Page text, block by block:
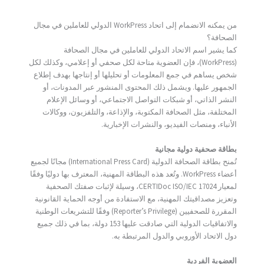
من يمكنه الانضمام إلى اتحاد WorkPress الدولي للعاملين في مجال
الصحافة؟
كما يشير اسم الاتحاد الدولي للعاملين في مجال الصحافة
(WorkPress)، فإن العضوية متاحة لكل صحفي أو إعلامي، وكذلك لكل
شخص يساهم في جمع المعلومات أو تحليلها أو إنتاجها بهدف إطلاع
الجمهور عليها. ويشمل ذلك المحتوى المنشور عبر المدونات، أو
النشر الذاتي، أو شبكات التواصل الاجتماعي، أو وسائل الإعلام
المختلفة، مثل الصحافة المكتوبة، والإذاعة، والتلفزيون، ووكالات
الأنباء، ومنصات الفيديو، والنشرات الإخبارية.
بطاقة صحفية دولية مجانية
تُمنح بطاقة الصحافة الدولية (International Press Card) مجانًا لجميع
أعضاء WorkPress. وتُعد هذه البطاقة المهنية، المعترف بها دوليًا وفقًا
لمعيار CERTIDoc ISO/IEC 17024، وسيلة لإثبات صفتك الصحفية
وتعزيز مصداقيتك المهنية، مع الاستفادة من أوجه الحماية القانونية
المقررة للصحفيين (Reporter’s Privilege) وفقًا للتشريعات الوطنية
والاتفاقيات الدولية التي صادقت عليها 153 دولة، بما في ذلك جميع
دول الاتحاد الأوروبي والدول المرتبطة به.
العضوية الفردية